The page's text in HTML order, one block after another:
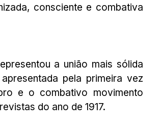
consciente e combativa
a união mais sólida
pela primeira vez
e o combativo movimento
do ano de 1917.